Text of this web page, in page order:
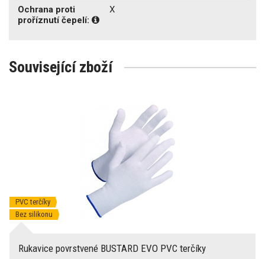
Ochrana proti
proříznutí čepelí:
X
Související zboží
PVC terčíky
Bez silikonu
Rukavice povrstvené BUSTARD EVO PVC terčíky